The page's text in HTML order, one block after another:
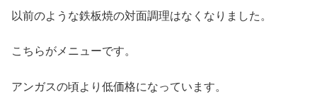
以前のような鉄板焼の対面調理はなくなりました。
こちらがメニューです。
アンガスの頃より低価格になっています。